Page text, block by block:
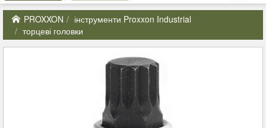
PROXXON
інструменти Proxxon Industrial
торцеві головки